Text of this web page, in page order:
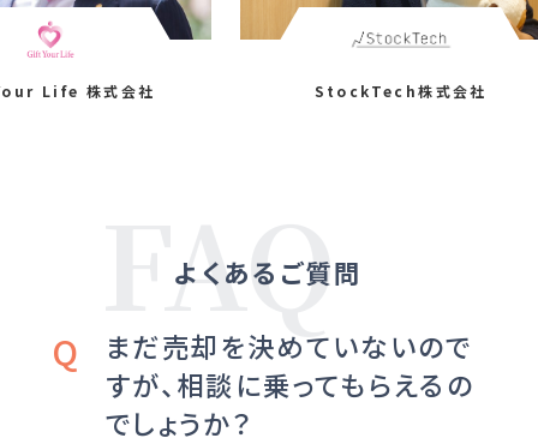
社 StockTech株式会社
よくあるご質問
まだ売却を決めていないので
すが、相談に乗ってもらえるの
でしょうか？